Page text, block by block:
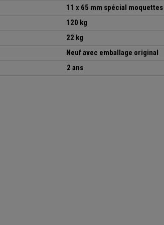
11 x 65 mm spécial moquettes
120 kg
22 kg
Neuf avec emballage original
2 ans